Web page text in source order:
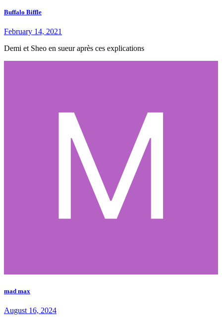
Buffalo Biffle
February 14, 2021
Demi et Sheo en sueur après ces explications
mad max
August 16, 2024